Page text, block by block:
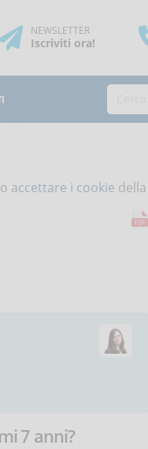
NEWSLETTER
Iscriviti ora!
accettare i cookie della
7 anni?